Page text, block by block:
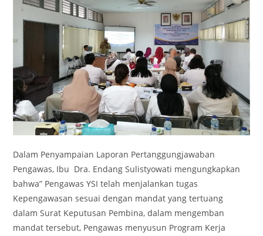
Dalam Penyampaian Laporan Pertanggungjawaban
Pengawas, Ibu Dra. Endang Sulistyowati mengungkapkan
bahwa” Pengawas YSI telah menjalankan tugas
Kepengawasan sesuai dengan mandat yang tertuang
dalam Surat Keputusan Pembina, dalam mengemban
mandat tersebut, Pengawas menyusun Program Kerja